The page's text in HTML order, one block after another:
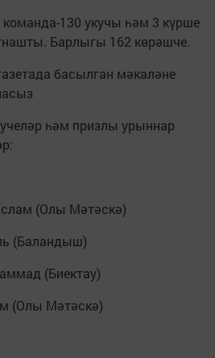
130 укучы һәм 3 күрше
Барлыгы 162 көрәшче.
басылган мәкаләне
һәм призлы урыннар
(Олы Мәтәскә)
(Баландыш)
(Биектау)
(Олы Мәтәскә)